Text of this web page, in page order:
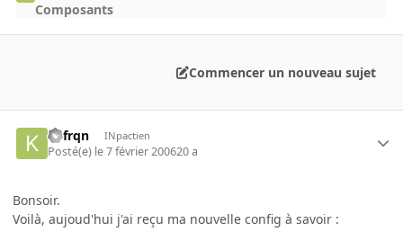
Composants
Commencer un nouveau sujet
Kefrqn INpactien
Posté(e) le 7 février 200620 a
Bonsoir.
Voilà, aujoud'hui j'ai reçu ma nouvelle config à savoir :